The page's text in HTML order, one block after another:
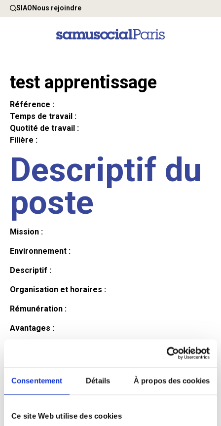
Consentement Détails À propos des cookies
Ce site Web utilise des cookies
SIAONous rejoindre
test apprentissage
Référence :
Temps de travail :
Quotité de travail :
Filière :
Descriptif du
poste
Mission :
Environnement :
Descriptif :
Organisation et horaires :
Rémunération :
Avantages :
candidat
Qualifications et diplômes :